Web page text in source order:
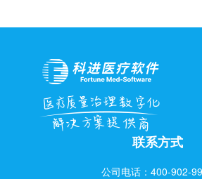
联系方式
公司电话：400-902-